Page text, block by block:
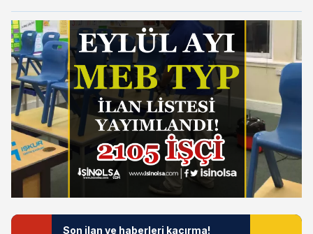
Son ilan ve haberleri kaçırma!